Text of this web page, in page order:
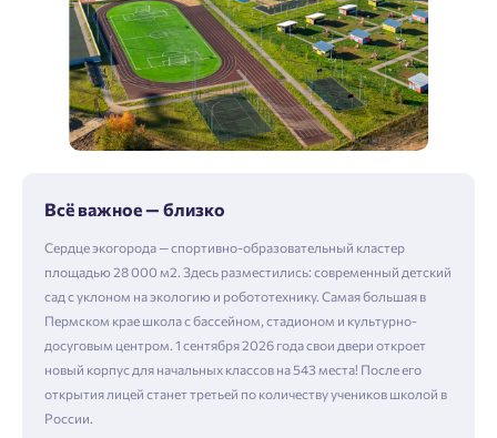
Всё важное — близко
Сердце экогорода — спортивно-образовательный кластер
площадью 28 000 м2. Здесь разместились: современный детский
сад с уклоном на экологию и робототехнику. Самая большая в
Пермском крае школа с бассейном, стадионом и культурно-
досуговым центром. 1 сентября 2026 года свои двери откроет
новый корпус для начальных классов на 543 места! После его
открытия лицей станет третьей по количеству учеников школой в
России.